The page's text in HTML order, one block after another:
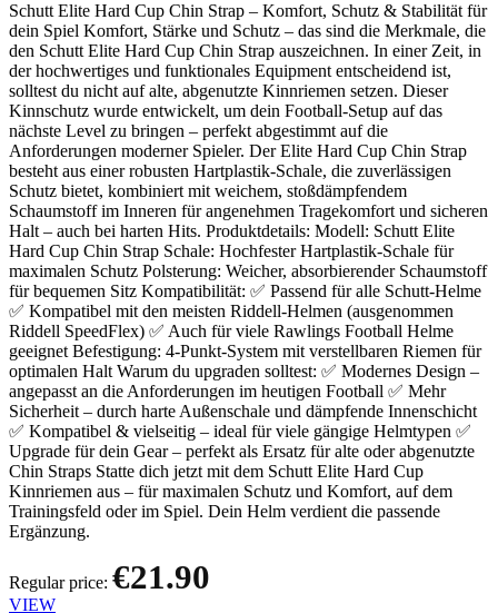
Schutt Elite Hard Cup Chin Strap – Komfort, Schutz & Stabilität für
dein Spiel Komfort, Stärke und Schutz – das sind die Merkmale, die
den Schutt Elite Hard Cup Chin Strap auszeichnen. In einer Zeit, in
der hochwertiges und funktionales Equipment entscheidend ist,
solltest du nicht auf alte, abgenutzte Kinnriemen setzen. Dieser
Kinnschutz wurde entwickelt, um dein Football-Setup auf das
nächste Level zu bringen – perfekt abgestimmt auf die
Anforderungen moderner Spieler. Der Elite Hard Cup Chin Strap
besteht aus einer robusten Hartplastik-Schale, die zuverlässigen
Schutz bietet, kombiniert mit weichem, stoßdämpfendem
Schaumstoff im Inneren für angenehmen Tragekomfort und sicheren
Halt – auch bei harten Hits. Produktdetails: Modell: Schutt Elite
Hard Cup Chin Strap Schale: Hochfester Hartplastik-Schale für
maximalen Schutz Polsterung: Weicher, absorbierender Schaumstoff
für bequemen Sitz Kompatibilität: ✅ Passend für alle Schutt-Helme
✅ Kompatibel mit den meisten Riddell-Helmen (ausgenommen
Riddell SpeedFlex) ✅ Auch für viele Rawlings Football Helme
geeignet Befestigung: 4-Punkt-System mit verstellbaren Riemen für
optimalen Halt Warum du upgraden solltest: ✅ Modernes Design –
angepasst an die Anforderungen im heutigen Football ✅ Mehr
Sicherheit – durch harte Außenschale und dämpfende Innenschicht
✅ Kompatibel & vielseitig – ideal für viele gängige Helmtypen ✅
Upgrade für dein Gear – perfekt als Ersatz für alte oder abgenutzte
Chin Straps Statte dich jetzt mit dem Schutt Elite Hard Cup
Kinnriemen aus – für maximalen Schutz und Komfort, auf dem
Trainingsfeld oder im Spiel. Dein Helm verdient die passende
Ergänzung.
Regular price: €21.90
VIEW